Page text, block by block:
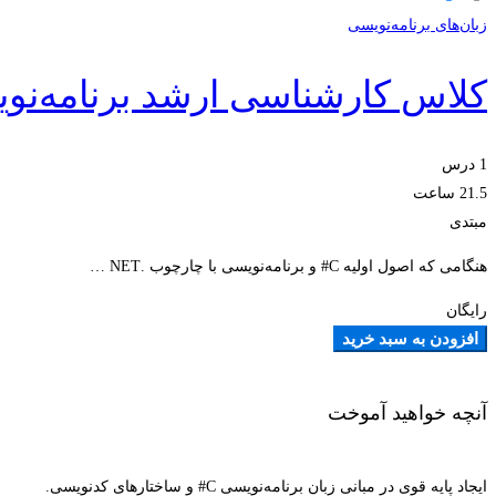
زبان‌های برنامه‌نویسی
کلاس کارشناسی ارشد
1 درس‌
21.5 ساعت
مبتدی
هنگامی که اصول اولیه C# و برنامه‌نویسی با چارچوب .NET …
رایگان
افزودن به سبد خرید
آنچه خواهید آموخت
ایجاد پایه قوی در مبانی زبان برنامه‌نویسی C# و ساختارهای کدنویسی.